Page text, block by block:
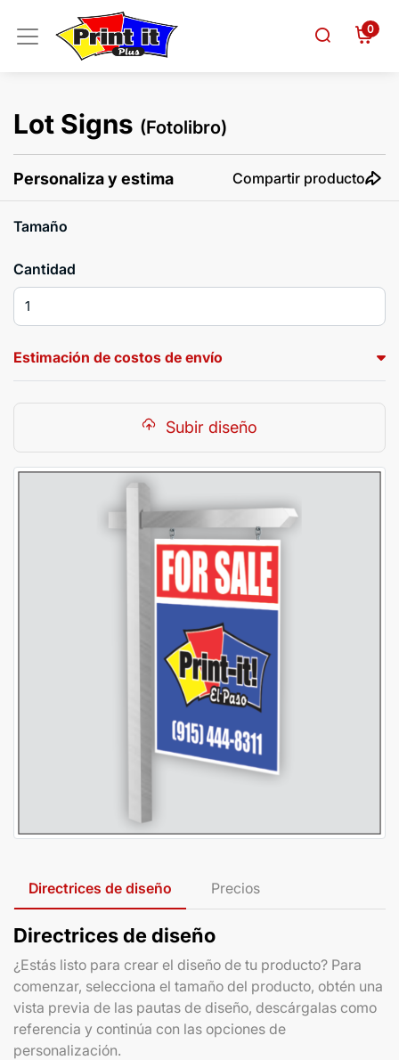
0
Lot Signs (Fotolibro)
Personaliza y estima Compartir producto
Tamaño
Cantidad
Estimación de costos de envío
Subir diseño
Directrices de diseño Precios
Directrices de diseño
¿Estás listo para crear el diseño de tu producto? Para
comenzar, selecciona el tamaño del producto, obtén una
vista previa de las pautas de diseño, descárgalas como
referencia y continúa con las opciones de
personalización.